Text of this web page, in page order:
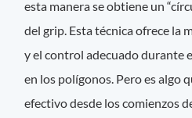
esta manera se obtiene un
del grip. Esta técnica ofrece la
y el control adecuado durante
en los polígonos. Pero es algo
efectivo desde los comienzos